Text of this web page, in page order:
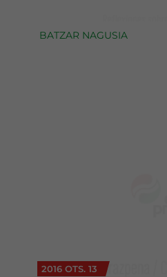
BATZAR NAGUSIA
2016 OTS. 13